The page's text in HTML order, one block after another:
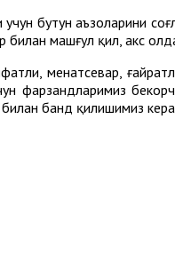
бутун аъзоларини
машғул қил, акс
меҳнатсевар,
фарзандларимиз
банд қилишимиз